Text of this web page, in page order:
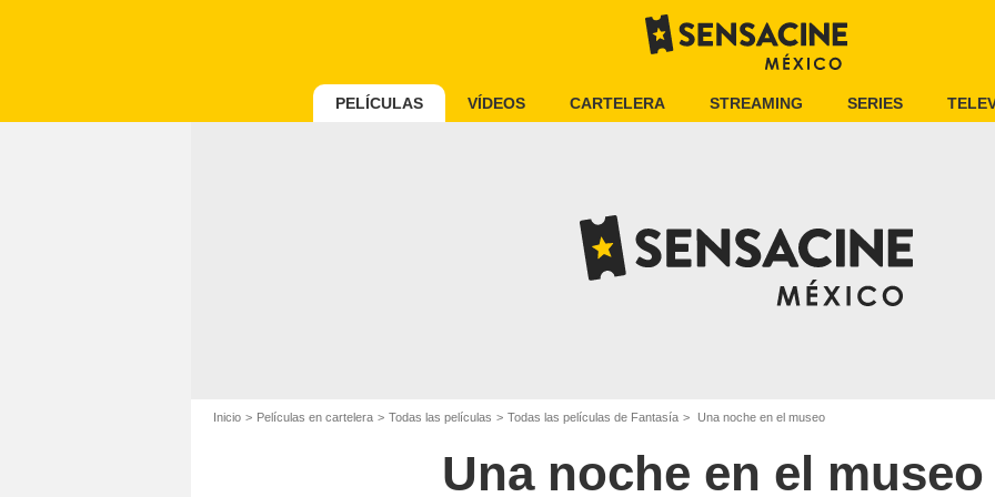
PELÍCULAS VÍDEOS CARTELERA STREAMING SERIES
Inicio Películas en cartelera Todas las películas Todas las películas de Fantasía Una noche en el museo
Una noche en el museo